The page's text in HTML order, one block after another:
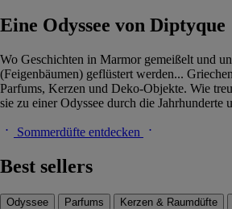
Eine Odyssee von Diptyque
Wo Geschichten in Marmor gemeißelt und
(Feigenbäumen) geflüstert werden...
Parfums, Kerzen und Deko-Objekte. Wie
sie zu einer Odyssee durch die Jahrhunderte
Sommerdüfte entdecken
Best sellers
Odyssee Parfums Kerzen & Raumdüfte